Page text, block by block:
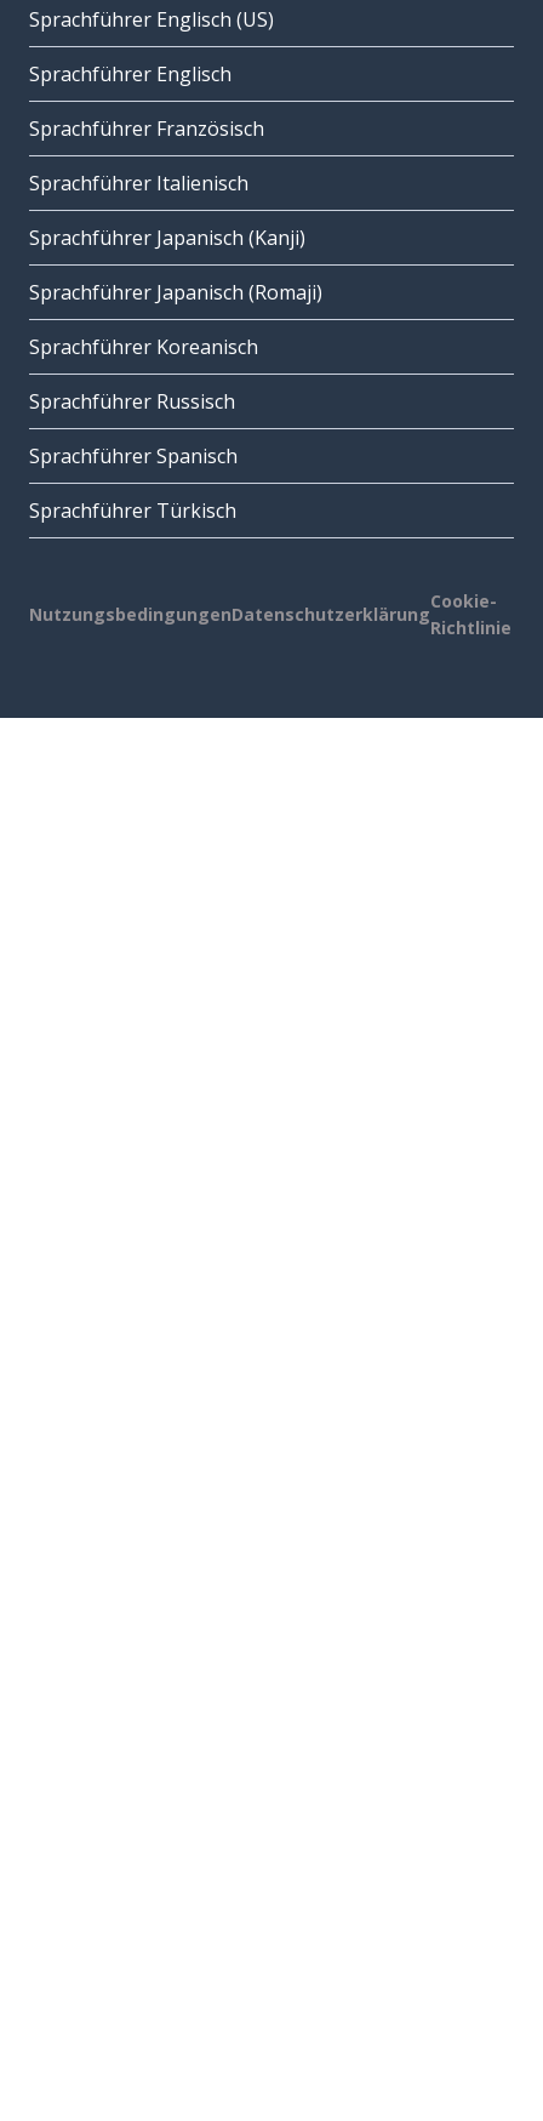
Sprachführer Englisch (US)
Sprachführer Englisch
Sprachführer Französisch
Sprachführer Italienisch
Sprachführer Japanisch (Kanji)
Sprachführer Japanisch (Romaji)
Sprachführer Koreanisch
Sprachführer Russisch
Sprachführer Spanisch
Sprachführer Türkisch
NutzungsbedingungenDatenschutzerklärung
Cookie-
Richtlinie